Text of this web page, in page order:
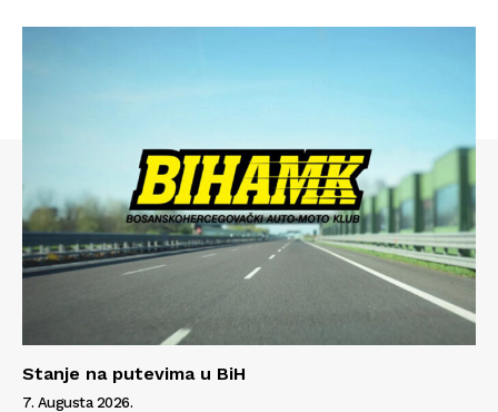
Stanje na putevima u BiH
7. Augusta 2026.